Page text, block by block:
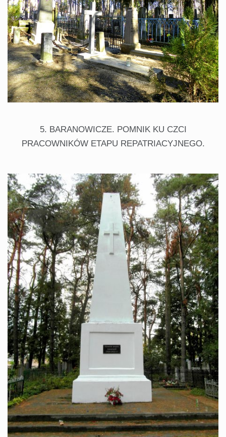
5. BARANOWICZE. POMNIK KU CZCI
PRACOWNIKÓW ETAPU REPATRIACYJNEGO.